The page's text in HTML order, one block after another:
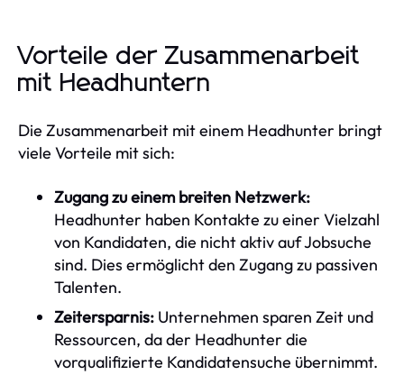
Vorteile der Zusammenarbeit
mit Headhuntern
Die Zusammenarbeit mit einem Headhunter bringt
viele Vorteile mit sich:
Zugang zu einem breiten Netzwerk:
Headhunter haben Kontakte zu einer Vielzahl
von Kandidaten, die nicht aktiv auf Jobsuche
sind. Dies ermöglicht den Zugang zu passiven
Talenten.
Zeitersparnis: Unternehmen sparen Zeit und
Ressourcen, da der Headhunter die
vorqualifizierte Kandidatensuche übernimmt.